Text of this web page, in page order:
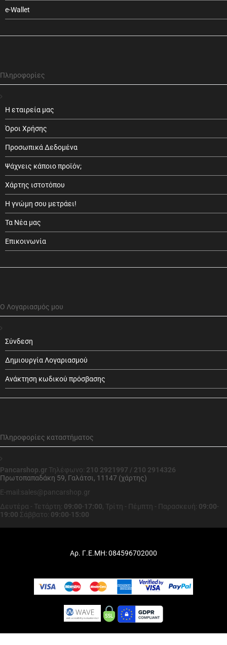
e-Wallet
Πληροφορίες
Η εταιρεία μας
Όροι Χρήσης
Προσωπικά Δεδομένα
Ψάχνεις κάποιο προϊόν;
Χάρτης ιστοτόπου
Η γνώμη σου μετράει!
Τα Νέα μας
Επικοινωνία
Ο Λογαριασμός μου
Σύνδεση
Δημιουργία Λογαριασμού
Ανάκτηση κωδικού πρόσβασης
Πληροφορίες καταστήματος
Pancarshop.gr Τηλέφωνο: 210 2921997 / 210 2914326
Πρωτοπαπαδάκη 59, Γαλάτσι, 11147 (χάρτης)
E-mail:sales@pancarshop.gr
Δευτέρα - Τετάρτη: 09:00-17:00, Τρίτη - Πέμπτη - Παρασκευή: 09:00-
19:00 Σάββατο: 09:00-15:00
Αρ. Γ.Ε.ΜΗ: 084596702000